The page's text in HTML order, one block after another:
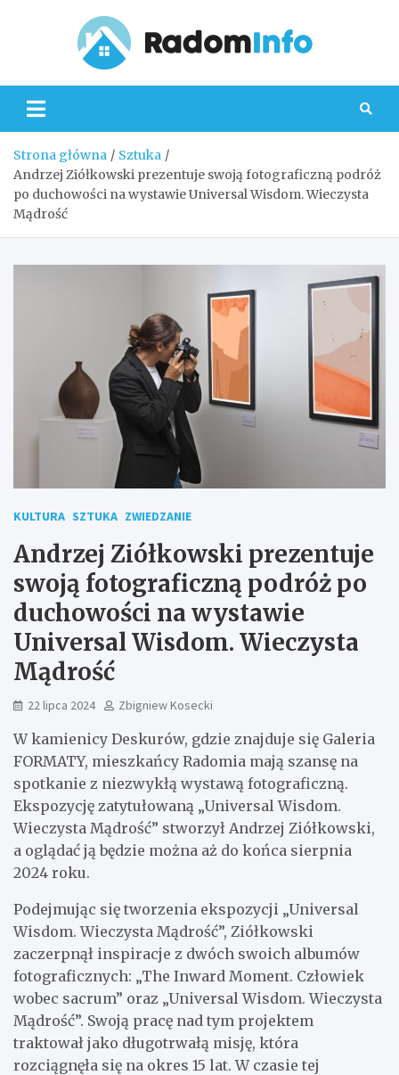
Strona główna
Sztuka
Andrzej Ziółkowski prezentuje swoją fotograficzną podróż
po duchowości na wystawie Universal Wisdom. Wieczysta
Mądrość
KULTURA SZTUKA ZWIEDZANIE
Andrzej Ziółkowski prezentuje
swoją fotograficzną podróż po
duchowości na wystawie
Universal Wisdom. Wieczysta
Mądrość
22 lipca 2024 Zbigniew Kosecki
W kamienicy Deskurów, gdzie znajduje się Galeria
FORMATY, mieszkańcy Radomia mają szansę na
spotkanie z niezwykłą wystawą fotograficzną.
Ekspozycję zatytułowaną „Universal Wisdom.
Wieczysta Mądrość” stworzył Andrzej Ziółkowski,
a oglądać ją będzie można aż do końca sierpnia
2024 roku.
Podejmując się tworzenia ekspozycji „Universal
Wisdom. Wieczysta Mądrość”, Ziółkowski
zaczerpnął inspiracje z dwóch swoich albumów
fotograficznych: „The Inward Moment. Człowiek
wobec sacrum” oraz „Universal Wisdom. Wieczysta
Mądrość”. Swoją pracę nad tym projektem
traktował jako długotrwałą misję, która
rozciągnęła się na okres 15 lat. W czasie tej